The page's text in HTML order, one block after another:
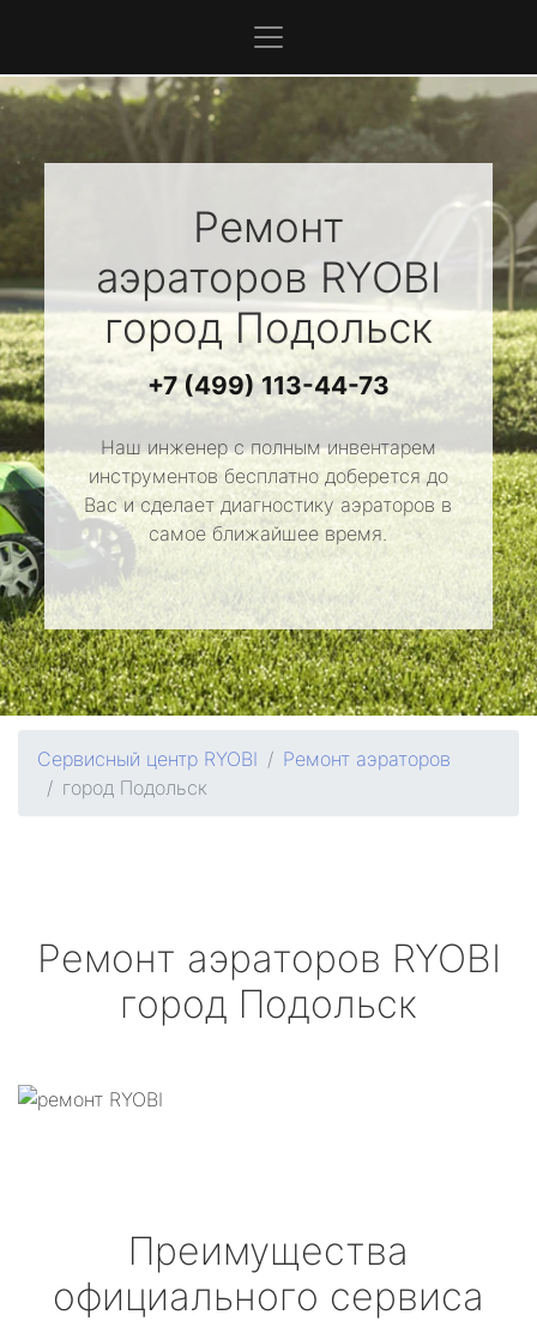
Ремонт
аэраторов RYOBI
город Подольск
+7 (499) 113-44-73
Наш инженер с полным инвентарем
инструментов бесплатно доберется до
Вас и сделает диагностику аэраторов в
самое ближайшее время.
Сервисный центр RYOBI
Ремонт аэраторов
город Подольск
Ремонт аэраторов RYOBI
город Подольск
Преимущества
официального сервиса